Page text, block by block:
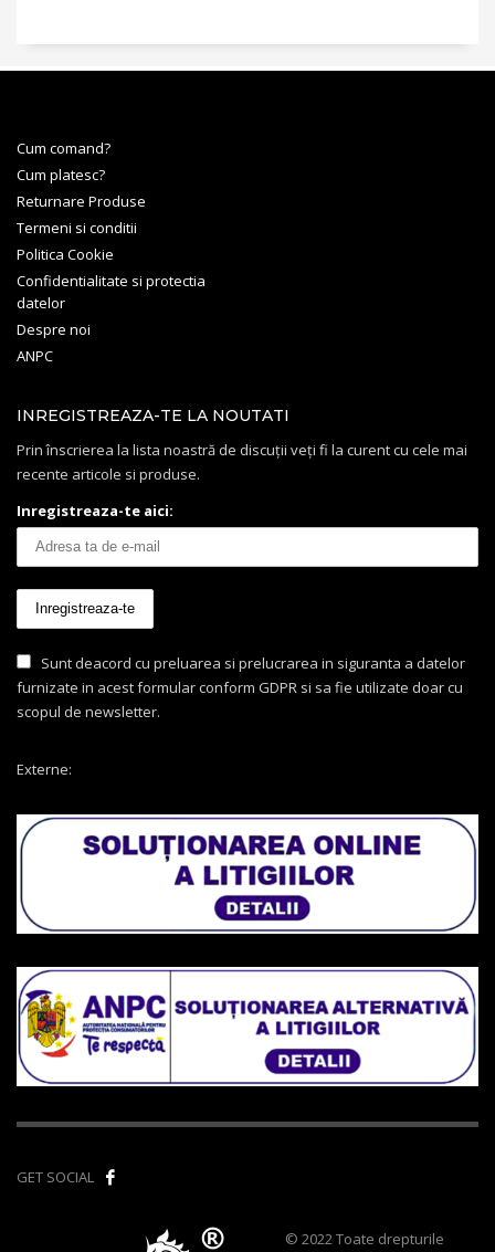
Cum comand?
Cum platesc?
Returnare Produse
Termeni si conditii
Politica Cookie
Confidentialitate si protectia
datelor
Despre noi
ANPC
INREGISTREAZA-TE LA NOUTATI
Prin înscrierea la lista noastră de discuții veți fi la curent cu cele mai
recente articole si produse.
Inregistreaza-te aici:
Sunt deacord cu preluarea si prelucrarea in siguranta a datelor
furnizate in acest formular conform GDPR si sa fie utilizate doar cu
scopul de newsletter.
Externe:
GET SOCIAL
© 2022 Toate drepturile